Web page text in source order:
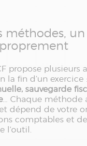
méthodes,
propose plusieurs
la fin d’un exercice :
sauvegarde
… Chaque méthode
dépend de votre
comptables et
l’outil.